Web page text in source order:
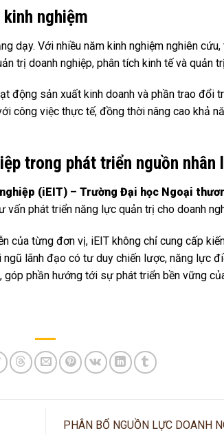
nghiệm
dạy. Với nhiều năm kinh nghiệm nghiên
trị doanh nghiệp, phân tích kinh tế và quản
động sản xuất kinh doanh và phần trao đổi
công việc thực tế, đồng thời nâng cao khả
trong phát triển nguồn nhân
(iEIT) – Trường Đại học Ngoại
vấn phát triển năng lực quản trị cho doanh
của từng đơn vị, iEIT không chỉ cung cấp
lãnh đạo có tư duy chiến lược, năng lực
phần hướng tới sự phát triển bền vững
PHÂN BỔ NGUỒN LỰC DOANH